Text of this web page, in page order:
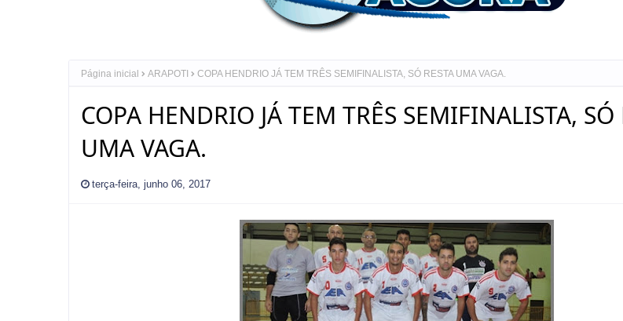
Página inicial ARAPOTI COPA HENDRIO JÁ TEM TRÊS SEMIFINALISTA, SÓ RESTA UMA VAGA.
COPA HENDRIO JÁ TEM TRÊS SEMIFINALISTA, SÓ
UMA VAGA.
terça-feira, junho 06, 2017